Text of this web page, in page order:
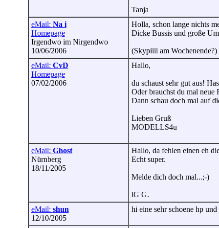
Tanja
eMail: Na i
Homepage
Irgendwo im Nirgendwo
10/06/2006
Holla, schon lange nichts
Dicke Bussis und große
(Skypiiii am Wochenende?)
eMail: CvD
Homepage
07/02/2006
Hallo,
du schaust sehr gut aus!
Oder brauchst du mal neue
Dann schau doch mal auf
Lieben Gruß
MODELLS4u
eMail: Ghost
Nürnberg
18/11/2005
Hallo, da fehlen einen eh
Echt super.
Melde dich doch mal...;-)
lG G.
eMail: shun
12/10/2005
hi eine sehr schoene hp